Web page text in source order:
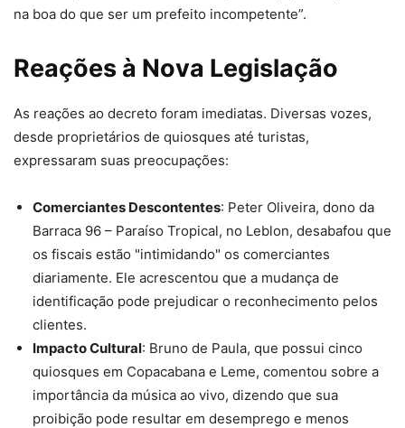
na boa do que ser um prefeito incompetente”.
Reações à Nova Legislação
As reações ao decreto foram imediatas. Diversas vozes,
desde proprietários de quiosques até turistas,
expressaram suas preocupações:
Comerciantes Descontentes: Peter Oliveira, dono da
Barraca 96 – Paraíso Tropical, no Leblon, desabafou que
os fiscais estão "intimidando" os comerciantes
diariamente. Ele acrescentou que a mudança de
identificação pode prejudicar o reconhecimento pelos
clientes.
Impacto Cultural: Bruno de Paula, que possui cinco
quiosques em Copacabana e Leme, comentou sobre a
importância da música ao vivo, dizendo que sua
proibição pode resultar em desemprego e menos